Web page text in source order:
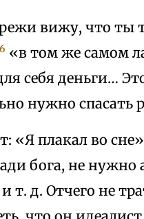
вижу, что ты
«в том же самом
себя деньги…
нужно спасать
«Я плакал во
бога, не нужно
т. д. Отчего не